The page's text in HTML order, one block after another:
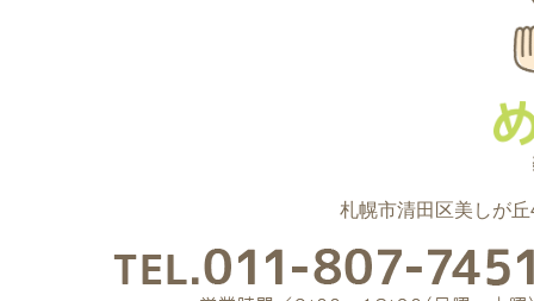
札幌市清田区美しが